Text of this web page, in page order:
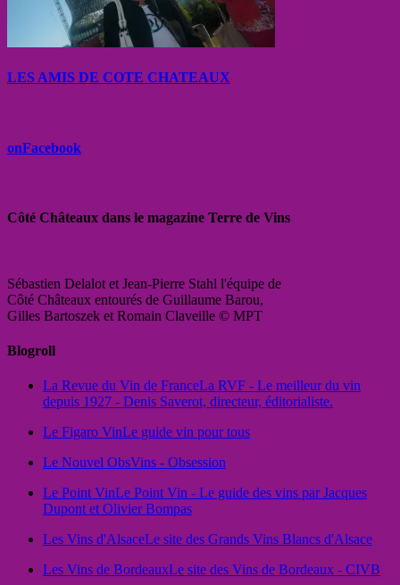
LES AMIS DE COTE CHATEAUX
onFacebook
Côté Châteaux dans le magazine Terre de Vins
Sébastien Delalot et Jean-Pierre Stahl l'équipe de
Côté Châteaux entourés de Guillaume Barou,
Gilles Bartoszek et Romain Claveille © MPT
Blogroll
La Revue du Vin de FranceLa RVF - Le meilleur du vin
depuis 1927 - Denis Saverot, directeur, éditorialiste.
Le Figaro VinLe guide vin pour tous
Le Nouvel ObsVins - Obsession
Le Point VinLe Point Vin - Le guide des vins par Jacques
Dupont et Olivier Bompas
Les Vins d'AlsaceLe site des Grands Vins Blancs d'Alsace
Les Vins de BordeauxLe site des Vins de Bordeaux - CIVB